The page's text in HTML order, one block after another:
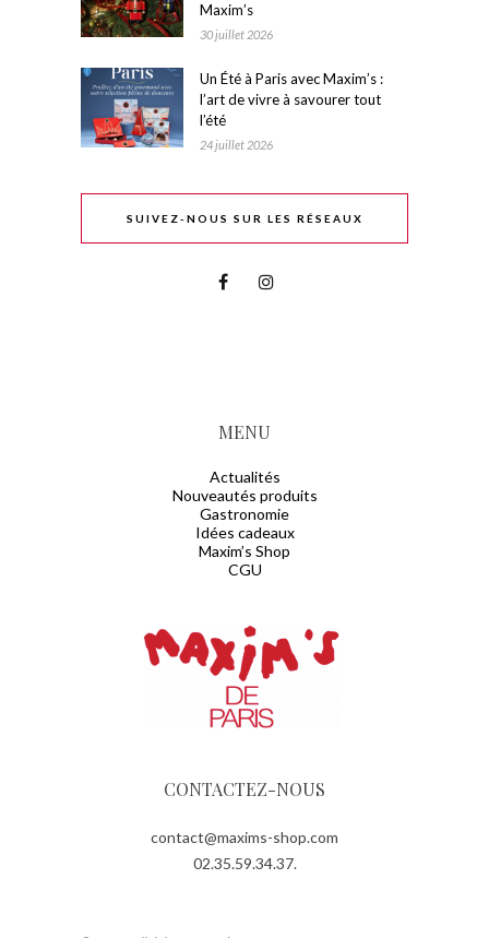
Maxim’s
30 juillet 2026
Un Été à Paris avec Maxim’s :
l’art de vivre à savourer tout
l’été
24 juillet 2026
SUIVEZ-NOUS SUR LES RÉSEAUX
MENU
Actualités
Nouveautés produits
Gastronomie
Idées cadeaux
Maxim’s Shop
CGU
CONTACTEZ-NOUS
contact@maxims-shop.com
02.35.59.34.37.